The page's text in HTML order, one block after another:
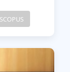
SCOPUS